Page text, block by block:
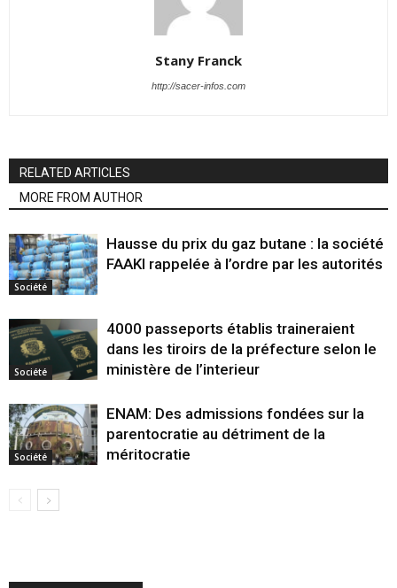
Stany Franck
http://sacer-infos.com
RELATED ARTICLES
MORE FROM AUTHOR
Société
Hausse du prix du gaz butane : la société
FAAKI rappelée à l’ordre par les autorités
Société
4000 passeports établis traineraient
dans les tiroirs de la préfecture selon le
ministère de l’interieur
Société
ENAM: Des admissions fondées sur la
parentocratie au détriment de la
méritocratie